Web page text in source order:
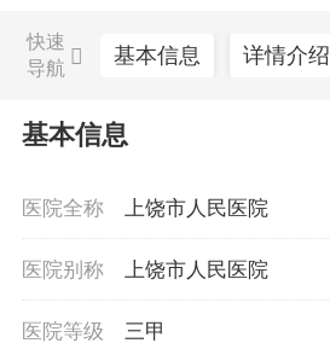
快速
导航
基本信息 详情介绍
基本信息
医院全称 上饶市人民医院
医院别称 上饶市人民医院
医院等级 三甲